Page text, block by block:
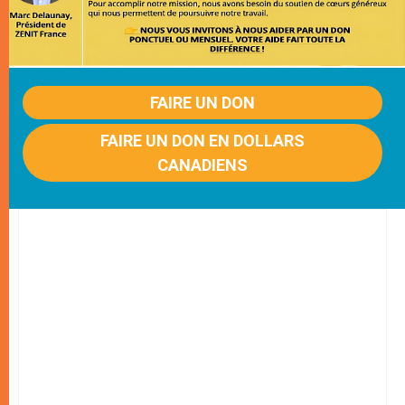
FAIRE UN DON
FAIRE UN DON EN DOLLARS
CANADIENS